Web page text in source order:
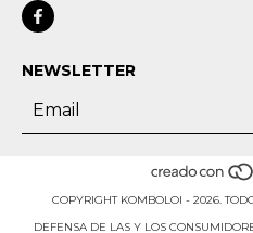
NEWSLETTER
COPYRIGHT KOMBOLOI - 2026.
DEFENSA DE LAS Y LOS